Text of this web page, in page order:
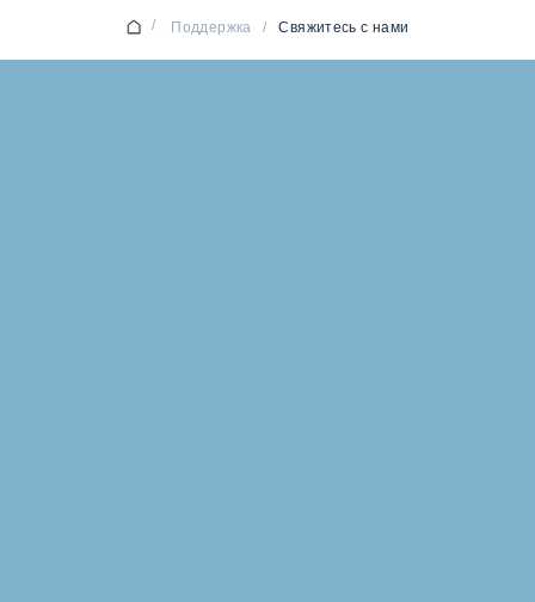
/ Поддержка / Свяжитесь с нами